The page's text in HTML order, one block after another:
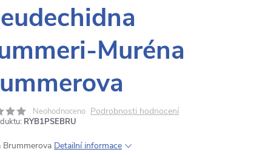
Muréna
Neohodnoceno Podrobnosti hodnocení
RYB1PSEBRU
Brummerova Detailní informace